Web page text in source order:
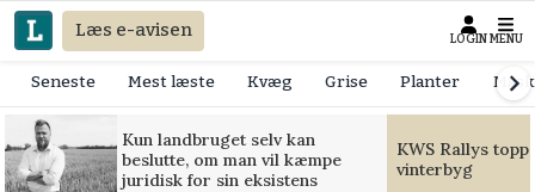
Læs e-avisen LOGIN MENU
Seneste Mest læste Kvæg Grise Planter
Kun landbruget selv kan
beslutte, om man vil kæmpe
juridisk for sin eksistens
KWS Rallys
vinterbyg